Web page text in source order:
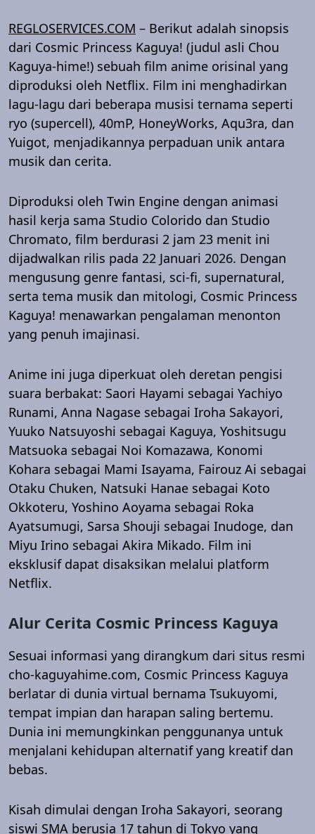
REGLOSERVICES.COM – Berikut adalah sinopsis
dari Cosmic Princess Kaguya! (judul asli Chou
Kaguya-hime!) sebuah film anime orisinal yang
diproduksi oleh Netflix. Film ini menghadirkan
lagu-lagu dari beberapa musisi ternama seperti
ryo (supercell), 40mP, HoneyWorks, Aqu3ra, dan
Yuigot, menjadikannya perpaduan unik antara
musik dan cerita.
Diproduksi oleh Twin Engine dengan animasi
hasil kerja sama Studio Colorido dan Studio
Chromato, film berdurasi 2 jam 23 menit ini
dijadwalkan rilis pada 22 Januari 2026. Dengan
mengusung genre fantasi, sci-fi, supernatural,
serta tema musik dan mitologi, Cosmic Princess
Kaguya! menawarkan pengalaman menonton
yang penuh imajinasi.
Anime ini juga diperkuat oleh deretan pengisi
suara berbakat: Saori Hayami sebagai Yachiyo
Runami, Anna Nagase sebagai Iroha Sakayori,
Yuuko Natsuyoshi sebagai Kaguya, Yoshitsugu
Matsuoka sebagai Noi Komazawa, Konomi
Kohara sebagai Mami Isayama, Fairouz Ai sebagai
Otaku Chuken, Natsuki Hanae sebagai Koto
Okkoteru, Yoshino Aoyama sebagai Roka
Ayatsumugi, Sarsa Shouji sebagai Inudoge, dan
Miyu Irino sebagai Akira Mikado. Film ini
eksklusif dapat disaksikan melalui platform
Netflix.
Alur Cerita Cosmic Princess Kaguya
Sesuai informasi yang dirangkum dari situs resmi
cho-kaguyahime.com, Cosmic Princess Kaguya
berlatar di dunia virtual bernama Tsukuyomi,
tempat impian dan harapan saling bertemu.
Dunia ini memungkinkan penggunanya untuk
menjalani kehidupan alternatif yang kreatif dan
bebas.
Kisah dimulai dengan Iroha Sakayori, seorang
siswi SMA berusia 17 tahun di Tokyo yang